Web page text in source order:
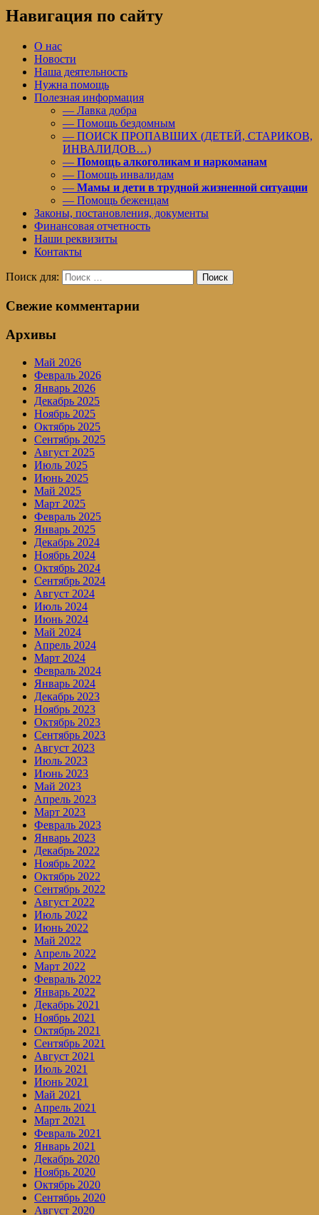
Навигация по сайту
О нас
Новости
Наша деятельность
Нужна помощь
Полезная информация
— Лавка добра
— Помощь бездомным
— ПОИСК ПРОПАВШИХ (ДЕТЕЙ, СТАРИКОВ,
ИНВАЛИДОВ…)
— Помощь алкоголикам и наркоманам
— Помощь инвалидам
— Мамы и дети в трудной жизненной ситуации
— Помощь беженцам
Законы, постановления, документы
Финансовая отчетность
Наши реквизиты
Контакты
Поиск для: Поиск
Свежие комментарии
Архивы
Май 2026
Февраль 2026
Январь 2026
Декабрь 2025
Ноябрь 2025
Октябрь 2025
Сентябрь 2025
Август 2025
Июль 2025
Июнь 2025
Май 2025
Март 2025
Февраль 2025
Январь 2025
Декабрь 2024
Ноябрь 2024
Октябрь 2024
Сентябрь 2024
Август 2024
Июль 2024
Июнь 2024
Май 2024
Апрель 2024
Март 2024
Февраль 2024
Январь 2024
Декабрь 2023
Ноябрь 2023
Октябрь 2023
Сентябрь 2023
Август 2023
Июль 2023
Июнь 2023
Май 2023
Апрель 2023
Март 2023
Февраль 2023
Январь 2023
Декабрь 2022
Ноябрь 2022
Октябрь 2022
Сентябрь 2022
Август 2022
Июль 2022
Июнь 2022
Май 2022
Апрель 2022
Март 2022
Февраль 2022
Январь 2022
Декабрь 2021
Ноябрь 2021
Октябрь 2021
Сентябрь 2021
Август 2021
Июль 2021
Июнь 2021
Май 2021
Апрель 2021
Март 2021
Февраль 2021
Январь 2021
Декабрь 2020
Ноябрь 2020
Октябрь 2020
Сентябрь 2020
Август 2020